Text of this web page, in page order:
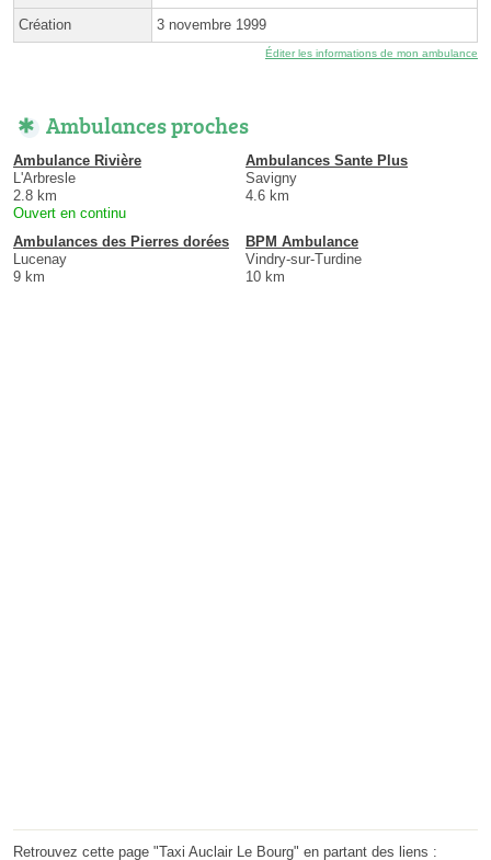
Création 3 novembre 1999
Éditer les informations de mon ambulance
Ambulances proches
Ambulance Rivière
L'Arbresle
2.8 km
Ouvert en continu
Ambulances Sante Plus
Savigny
4.6 km
Ambulances des Pierres dorées
Lucenay
9 km
BPM Ambulance
Vindry-sur-Turdine
10 km
Retrouvez cette page "Taxi Auclair Le Bourg" en partant des liens :